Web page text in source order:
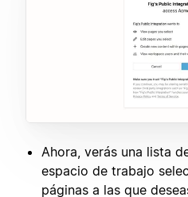
Ahora, verás una lista
espacio de trabajo
páginas a las que